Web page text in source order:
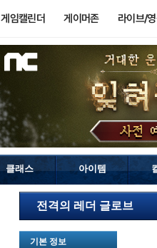
게임캘린더 게이머존 라이브/
클래스 아이템
전격의 레더 글로브
기본 정보